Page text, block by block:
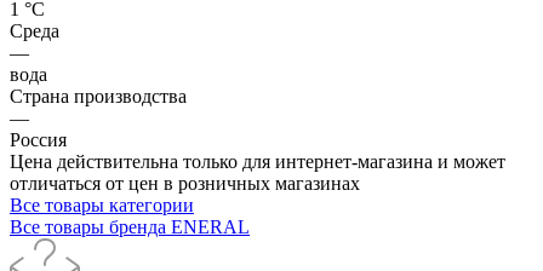
1 °С
Среда
—
вода
Страна производства
—
Россия
Цена действительна только для интернет-магазина и может
отличаться от цен в розничных магазинах
Все товары категории
Все товары бренда ENERAL